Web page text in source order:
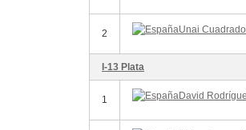
2 Unai Cuadrado
I-13 Plata
1 David